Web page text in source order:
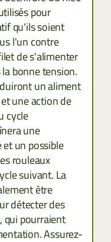
pour
qu'ils soient
l'un contre
de s'alimenter
bonne tension.
un aliment
une action de
cycle
une
un possible
rouleaux
suivant. La
être
détecter des
qui pourraient
Assurez-